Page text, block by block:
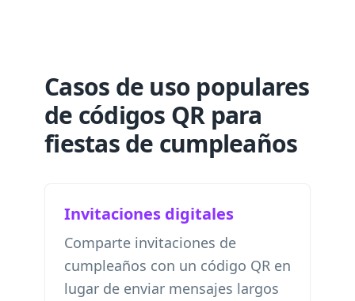
Casos de uso populares
de códigos QR para
fiestas de cumpleaños
Invitaciones digitales
Comparte invitaciones de
cumpleaños con un código QR en
lugar de enviar mensajes largos